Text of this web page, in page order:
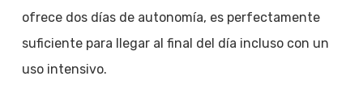
ofrece dos días de autonomía, es perfectamente
suficiente para llegar al final del día incluso con un
uso intensivo.